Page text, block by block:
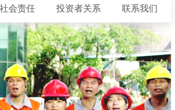
社会责任 投资者关系 联系我们